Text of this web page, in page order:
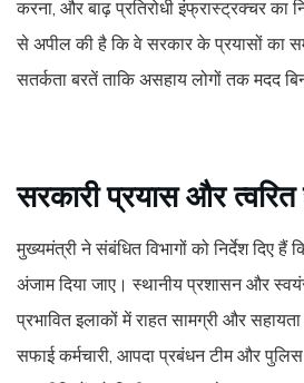
करना, और बाढ़ प्रतिरोधी इंफ्रास्ट्रक्चर का
से अपील की है कि वे सरकार के प्रयासों का
सतर्कता बरतें ताकि असहाय लोगों तक मदद
सरकारी प्रयास और त्वरित
मुख्यमंत्री ने संबंधित विभागों को निर्देश दिए हैं
अंजाम दिया जाए। स्थानीय प्रशासन और
प्रभावित इलाकों में राहत सामग्री और
सफाई कर्मचारी, आपदा प्रबंधन टीम और पुलिस